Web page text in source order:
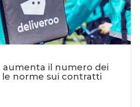
aumenta il numero dei
le norme sui contratti